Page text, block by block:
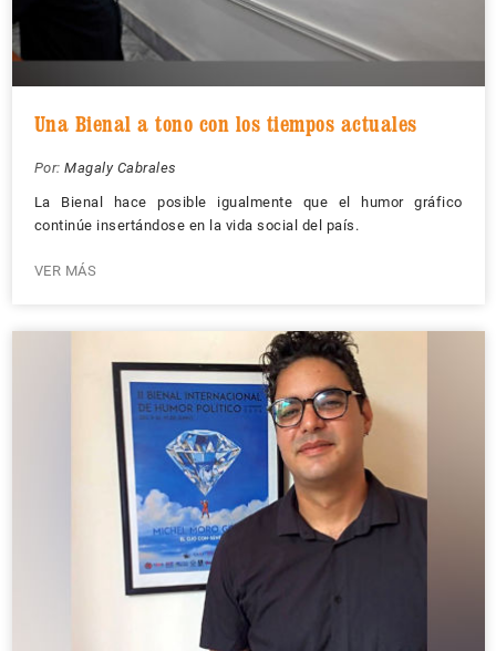
Una Bienal a tono con los tiempos actuales
Por: Magaly Cabrales
La Bienal hace posible igualmente que el humor gráfico
continúe insertándose en la vida social del país.
VER MÁS